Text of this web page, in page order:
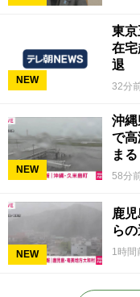
NEW
東
在
退
32分
NEW
沖
で
まる
58分
NEW
鹿
ら
1時間